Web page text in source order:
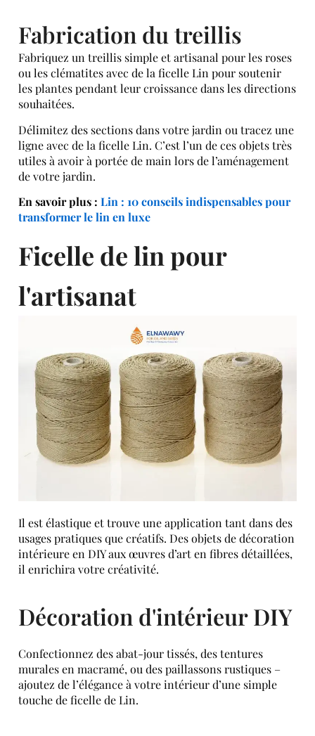
Fabrication du treillis
Fabriquez un treillis simple et artisanal pour les roses
ou les clématites avec de la ficelle Lin pour soutenir
les plantes pendant leur croissance dans les directions
souhaitées.
Délimitez des sections dans votre jardin ou tracez une
ligne avec de la ficelle Lin. C’est l’un de ces objets très
utiles à avoir à portée de main lors de l’aménagement
de votre jardin.
En savoir plus : Lin : 10 conseils indispensables pour
transformer le lin en luxe
Ficelle de lin pour
l'artisanat
Il est élastique et trouve une application tant dans des
usages pratiques que créatifs. Des objets de décoration
intérieure en DIY aux œuvres d’art en fibres détaillées,
il enrichira votre créativité.
Décoration d'intérieur DIY
Confectionnez des abat-jour tissés, des tentures
murales en macramé, ou des paillassons rustiques –
ajoutez de l’élégance à votre intérieur d’une simple
touche de ficelle de Lin.